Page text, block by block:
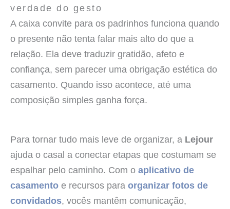
verdade do gesto
A caixa convite para os padrinhos funciona quando
o presente não tenta falar mais alto do que a
relação. Ela deve traduzir gratidão, afeto e
confiança, sem parecer uma obrigação estética do
casamento. Quando isso acontece, até uma
composição simples ganha força.
Para tornar tudo mais leve de organizar, a Lejour
ajuda o casal a conectar etapas que costumam se
espalhar pelo caminho. Com o aplicativo de
casamento e recursos para organizar fotos de
convidados, vocês mantêm comunicação,